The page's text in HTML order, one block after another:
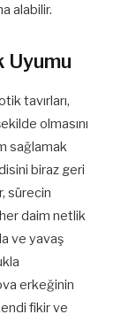
alabilir.
Uyumu
tavırları,
olmasını
sağlamak
biraz geri
sürecin
daim netlik
ve yavaş
erkeğinin
fikir ve